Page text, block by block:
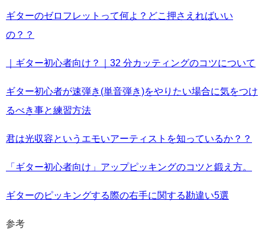
ギターのゼロフレットって何よ？どこ押さえればいい
の？？
｜ギター初心者向け？｜32 分カッティングのコツについて
ギター初心者が速弾き(単音弾き)をやりたい場合に気をつけ
るべき事と練習方法
君は光収容というエモいアーティストを知っているか？？
「ギター初心者向け」アップピッキングのコツと鍛え方。
ギターのピッキングする際の右手に関する勘違い5選
参考